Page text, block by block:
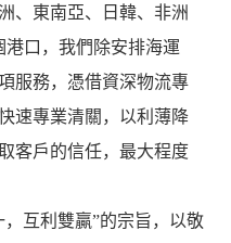
、東南亞、日韓、非洲
港口，我們除安排海運
服務，憑借資深物流專
速專業清關，以利薄降
客戶的信任，最大程度
互利雙贏”的宗旨，以敬